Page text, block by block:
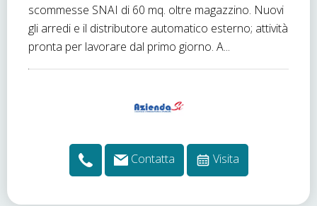
scommesse SNAI di 60 mq. oltre magazzino. Nuovi
gli arredi e il distributore automatico esterno; attività
pronta per lavorare dal primo giorno. A...
Contatta Visita